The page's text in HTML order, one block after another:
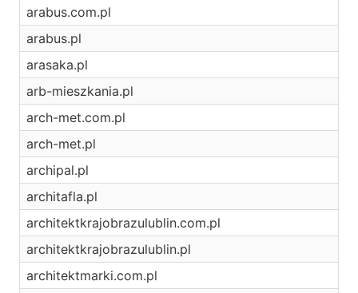
arabus.com.pl
arabus.pl
arasaka.pl
arb-mieszkania.pl
arch-met.com.pl
arch-met.pl
archipal.pl
architafla.pl
architektkrajobrazulublin.com.pl
architektkrajobrazulublin.pl
architektmarki.com.pl